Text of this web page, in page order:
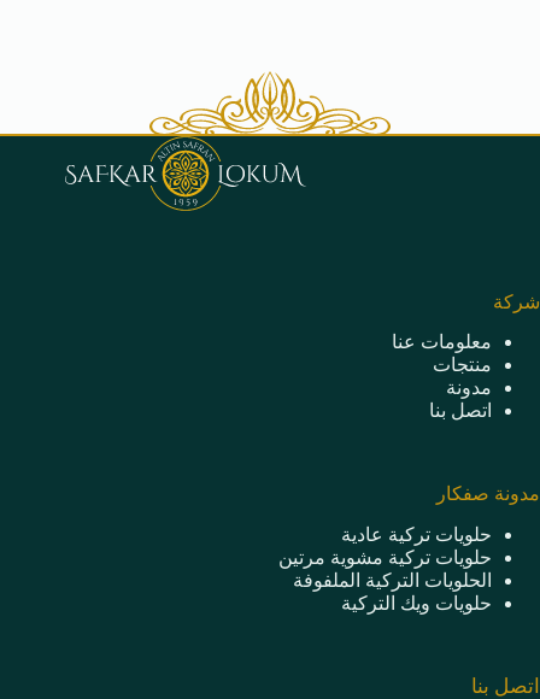
شركة
معلومات عنا
منتجات
مدونة
اتصل بنا
مدونة صفكار
حلويات تركية عادية
حلويات تركية مشوية مرتين
الحلويات التركية الملفوفة
حلويات ويك التركية
اتصل بنا